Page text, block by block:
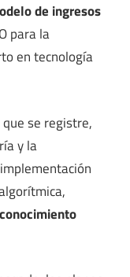
de ingresos
para la
en tecnología
se registre,
y la